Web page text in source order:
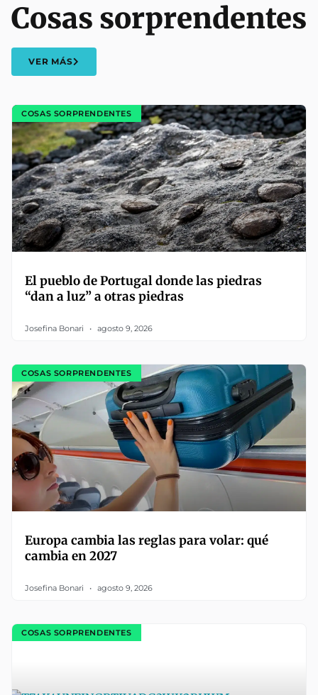
Cosas sorprendentes
VER MÁS
COSAS SORPRENDENTES
El pueblo de Portugal donde las piedras
“dan a luz” a otras piedras
Josefina Bonari agosto 9, 2026
COSAS SORPRENDENTES
Europa cambia las reglas para volar: qué
cambia en 2027
Josefina Bonari agosto 9, 2026
COSAS SORPRENDENTES